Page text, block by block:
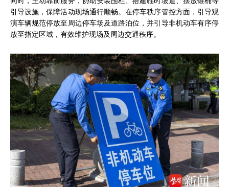
引导设施，保障活动现场通行顺畅。在停车秩序管控方面，引导观
演车辆规范停放至周边停车场及道路泊位，并引导非机动车有序停
放至指定区域，有效维护现场及周边交通秩序。